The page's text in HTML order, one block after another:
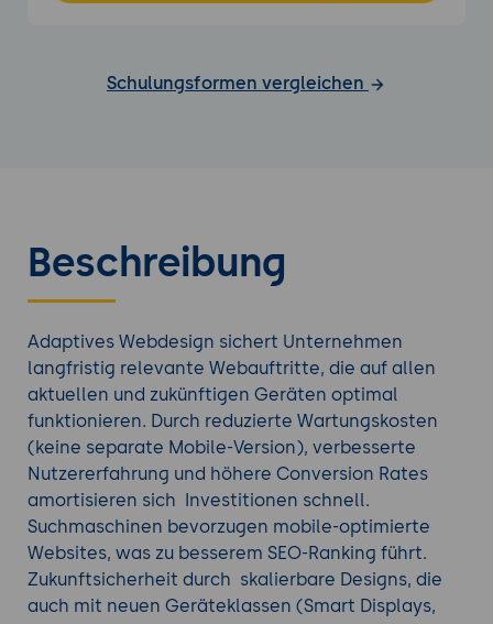
Schulungsformen vergleichen
Beschreibung
Adaptives Webdesign sichert Unternehmen
langfristig relevante Webauftritte, die auf allen
aktuellen und zukünftigen Geräten optimal
funktionieren. Durch reduzierte Wartungskosten
(keine separate Mobile-Version), verbesserte
Nutzererfahrung und höhere Conversion Rates
amortisieren sich Investitionen schnell.
Suchmaschinen bevorzugen mobile-optimierte
Websites, was zu besserem SEO-Ranking führt.
Zukunftsicherheit durch skalierbare Designs, die
auch mit neuen Geräteklassen (Smart Displays,